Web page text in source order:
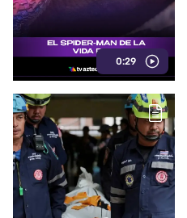
0:29